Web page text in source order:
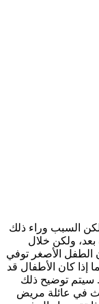
السبب وراء ذلك
ولكن خلال
الطفل الأصغر توفي
إذا كان الأطفال قد
سيتم توضيح ذلك
في عائلة مريض